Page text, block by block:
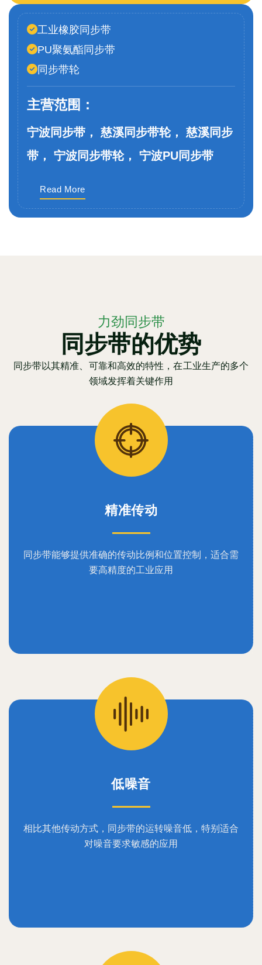
工业橡胶同步带
PU聚氨酯同步带
同步带轮
主营范围：
宁波同步带， 慈溪同步带轮， 慈溪同步
带， 宁波同步带轮， 宁波PU同步带
Read More
力劲同步带
同步带的优势
同步带以其精准、可靠和高效的特性，在工业生产的多个
领域发挥着关键作用
精准传动
同步带能够提供准确的传动比例和位置控制，适合需
要高精度的工业应用
低噪音
相比其他传动方式，同步带的运转噪音低，特别适合
对噪音要求敏感的应用